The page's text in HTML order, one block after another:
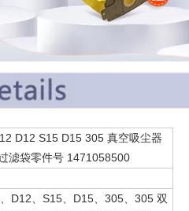
D12 S15 D15 305 真空吸尘器
滤袋零件号 1471058500
D12、S15、D15、305、305 双